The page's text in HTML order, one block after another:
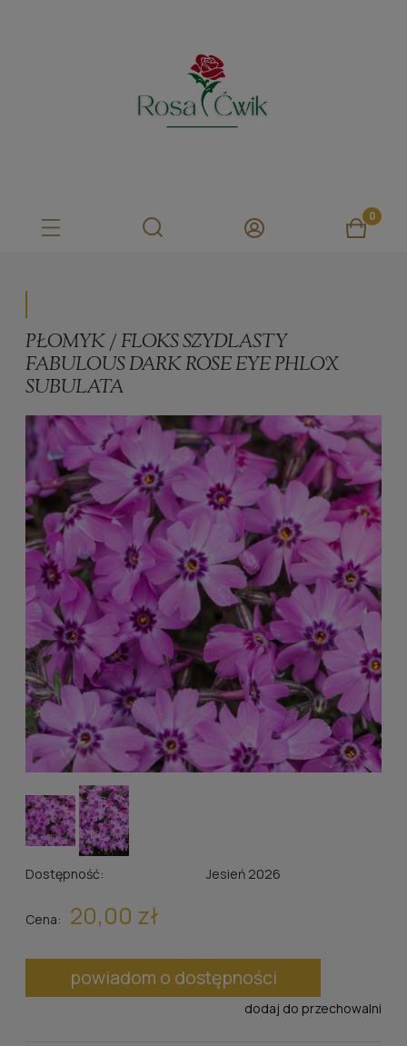
PŁOMYK / FLOKS SZYDLASTY
FABULOUS DARK ROSE EYE PHLOX
SUBULATA
Dostępność: Jesień 2026
Cena: 20,00 zł
powiadom o dostępności
dodaj do przechowalni